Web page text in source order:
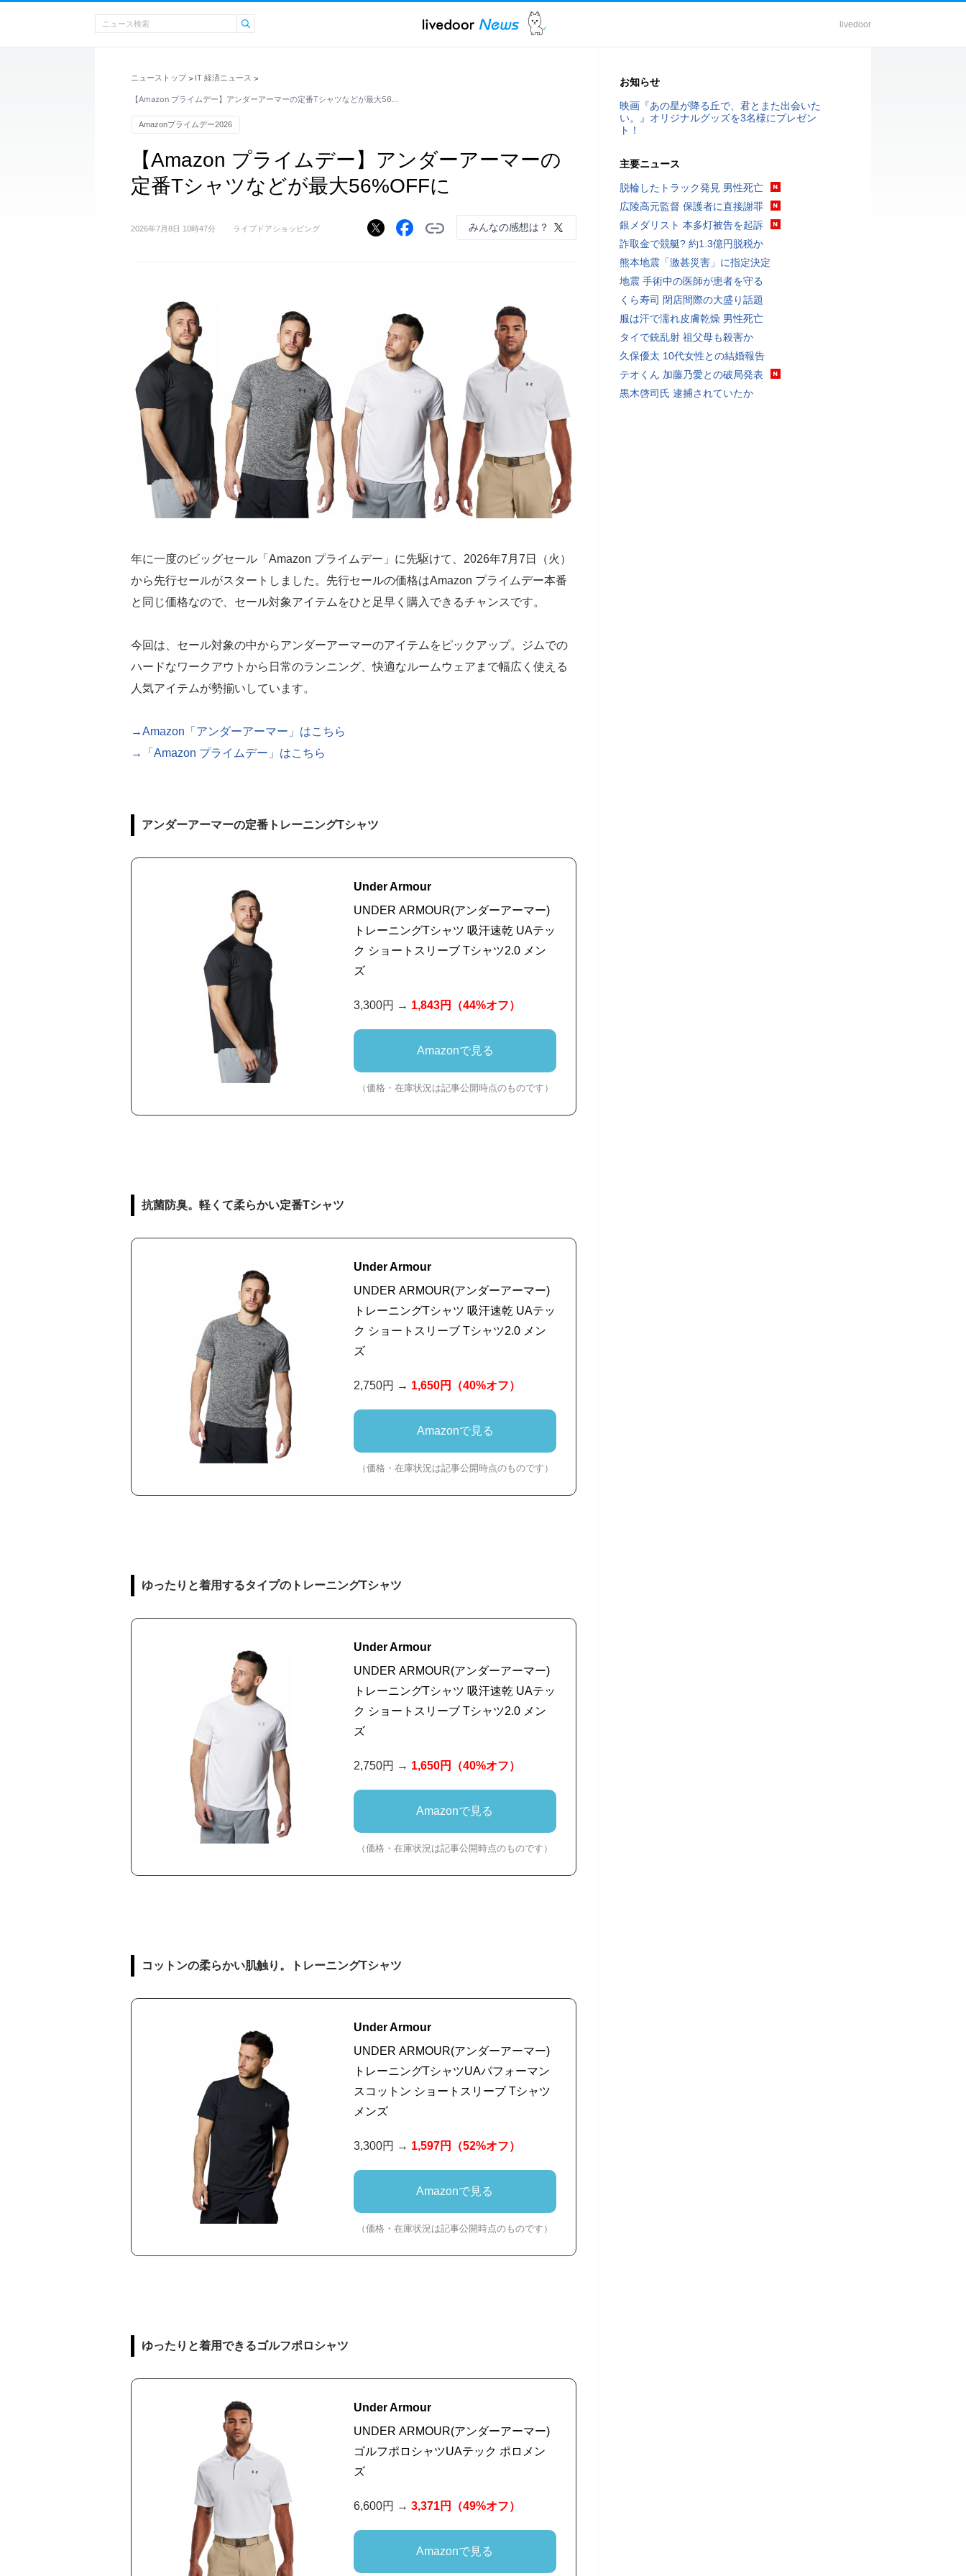
livedoor
ニューストップ > IT 経済ニュース >
【Amazon プライムデー】アンダーアーマーの定番Tシャツなどが最大56…
Amazonプライムデー2026
【Amazon プライムデー】アンダーアーマーの
定番Tシャツなどが最大56%OFFに
2026年7月8日 10時47分 ライブドアショッピング みんなの感想は？
年に一度のビッグセール「Amazon プライムデー」に先駆けて、2026年7月7日（火）
から先行セールがスタートしました。先行セールの価格はAmazon プライムデー本番
と同じ価格なので、セール対象アイテムをひと足早く購入できるチャンスです。
今回は、セール対象の中からアンダーアーマーのアイテムをピックアップ。ジムでの
ハードなワークアウトから日常のランニング、快適なルームウェアまで幅広く使える
人気アイテムが勢揃いしています。
→Amazon「アンダーアーマー」はこちら
→「Amazon プライムデー」はこちら
アンダーアーマーの定番トレーニングTシャツ
Under Armour
UNDER ARMOUR(アンダーアーマー)
トレーニングTシャツ 吸汗速乾 UAテッ
ク ショートスリーブ Tシャツ2.0 メン
ズ
3,300円 → 1,843円 （44%オフ）
Amazonで見る
（価格・在庫状況は記事公開時点のものです）
抗菌防臭。軽くて柔らかい定番Tシャツ
Under Armour
UNDER ARMOUR(アンダーアーマー)
トレーニングTシャツ 吸汗速乾 UAテッ
ク ショートスリーブ Tシャツ2.0 メン
ズ
2,750円 → 1,650円 （40%オフ）
Amazonで見る
（価格・在庫状況は記事公開時点のものです）
ゆったりと着用するタイプのトレーニングTシャツ
Under Armour
UNDER ARMOUR(アンダーアーマー)
トレーニングTシャツ 吸汗速乾 UAテッ
ク ショートスリーブ Tシャツ2.0 メン
ズ
2,750円 → 1,650円 （40%オフ）
Amazonで見る
（価格・在庫状況は記事公開時点のものです）
コットンの柔らかい肌触り。トレーニングTシャツ
Under Armour
UNDER ARMOUR(アンダーアーマー)
トレーニングTシャツUAパフォーマン
スコットン ショートスリーブ Tシャツ
メンズ
3,300円 → 1,597円 （52%オフ）
Amazonで見る
（価格・在庫状況は記事公開時点のものです）
ゆったりと着用できるゴルフポロシャツ
Under Armour
UNDER ARMOUR(アンダーアーマー)
ゴルフポロシャツUAテック ポロメン
ズ
6,600円 → 3,371円 （49%オフ）
Amazonで見る
お知らせ
映画『あの星が降る丘で、君とまた出会いた
い。』オリジナルグッズを3名様にプレゼン
ト！
主要ニュース
脱輪したトラック発見 男性死亡
広陵高元監督 保護者に直接謝罪
銀メダリスト 本多灯被告を起訴
詐取金で競艇? 約1.3億円脱税か
熊本地震「激甚災害」に指定決定
地震 手術中の医師が患者を守る
くら寿司 閉店間際の大盛り話題
服は汗で濡れ皮膚乾燥 男性死亡
タイで銃乱射 祖父母も殺害か
久保優太 10代女性との結婚報告
テオくん 加藤乃愛との破局発表
黒木啓司氏 逮捕されていたか